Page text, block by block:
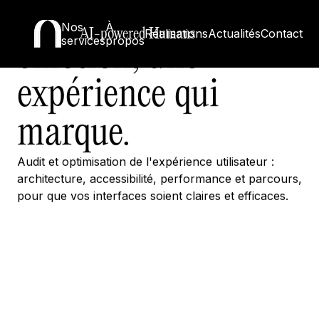
AI-powered Humans
Nos
services
À
proposRéalisationsActualitésContact
Clarté, utilité,
émotion, une
expérience qui
marque.
Audit et optimisation de l'expérience utilisateur :
architecture, accessibilité, performance et parcours,
pour que vos interfaces soient claires et efficaces.